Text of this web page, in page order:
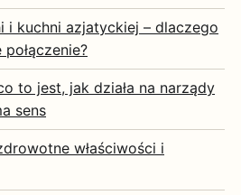
i kuchni azjatyckiej – dlaczego
to jest, jak działa na narządy
sens
właściwości i